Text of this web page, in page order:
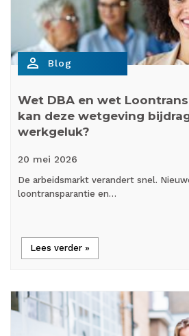
person_outline Blog
Wet DBA en wet
kan deze wetgeving
werkgeluk?
20 mei 2026
De arbeidsmarkt verandert snel.
loontransparantie en…
Lees verder »